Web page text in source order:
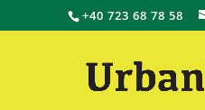
+40 723 68 78 58